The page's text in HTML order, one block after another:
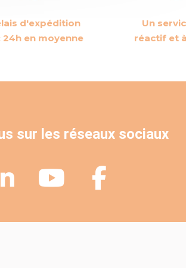
d'expédition
24h en moyenne
Un
réactif et
sur les réseaux sociaux